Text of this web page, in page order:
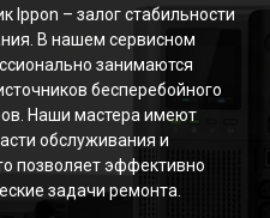
– залог стабильности
В нашем сервисном
занимаются
бесперебойного
Наши мастера имеют
обслуживания и
позволяет эффективно
задачи ремонта.